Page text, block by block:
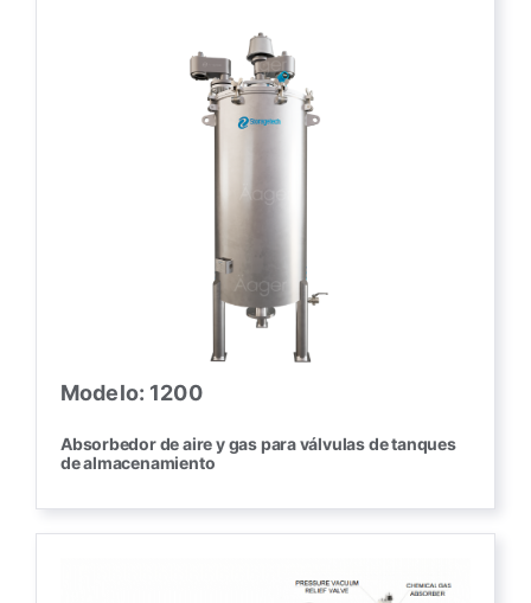
Modelo: 1200
Absorbedor de aire y gas para válvulas de tanques
de almacenamiento